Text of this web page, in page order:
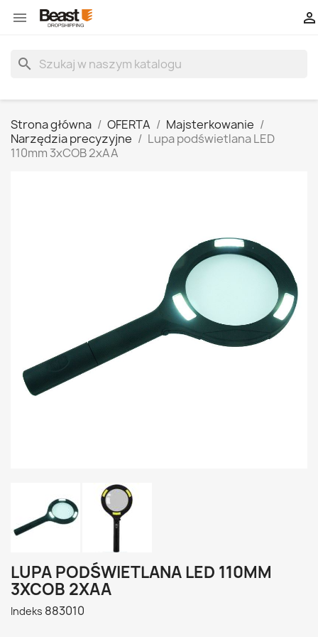
 
search
Strona główna OFERTA
Majsterkowanie
Narzędzia precyzyjne
Lupa podświetlana LED
110mm 3xCOB 2xAA
LUPA PODŚWIETLANA LED 110MM
3XCOB 2XAA
Indeks 883010